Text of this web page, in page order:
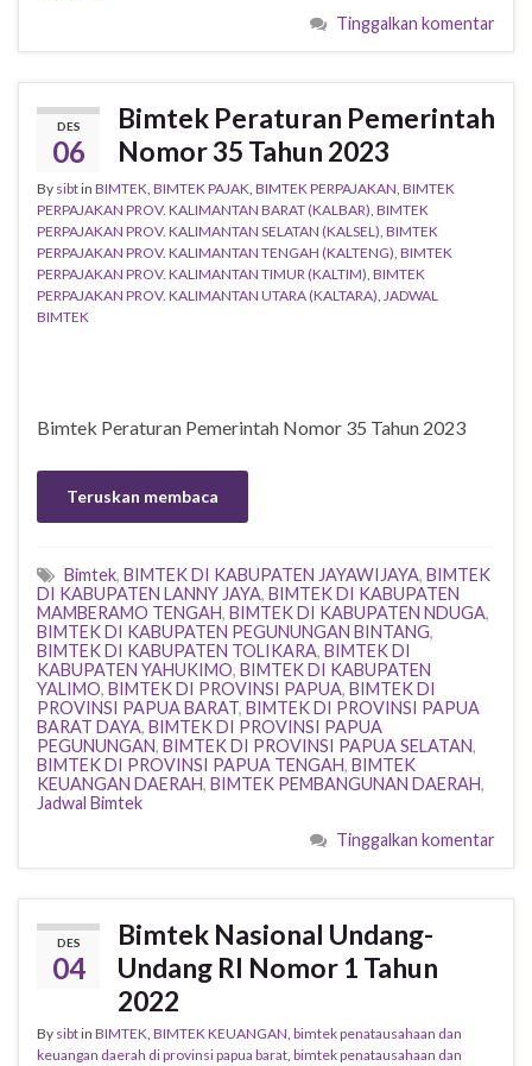
Tinggalkan komentar
DES
06
Bimtek Peraturan Pemerintah
Nomor 35 Tahun 2023
By sibtin BIMTEK, BIMTEK PAJAK, BIMTEK PERPAJAKAN, BIMTEK
PERPAJAKAN PROV. KALIMANTAN BARAT (KALBAR), BIMTEK
PERPAJAKAN PROV. KALIMANTAN SELATAN (KALSEL), BIMTEK
PERPAJAKAN PROV. KALIMANTAN TENGAH (KALTENG), BIMTEK
PERPAJAKAN PROV. KALIMANTAN TIMUR (KALTIM), BIMTEK
PERPAJAKAN PROV. KALIMANTAN UTARA (KALTARA), JADWAL
BIMTEK
Bimtek Peraturan Pemerintah Nomor 35 Tahun 2023
Teruskan membaca
Bimtek, BIMTEK DI KABUPATEN JAYAWIJAYA, BIMTEK
DI KABUPATEN LANNY JAYA, BIMTEK DI KABUPATEN
MAMBERAMO TENGAH, BIMTEK DI KABUPATEN NDUGA,
BIMTEK DI KABUPATEN PEGUNUNGAN BINTANG,
BIMTEK DI KABUPATEN TOLIKARA, BIMTEK DI
KABUPATEN YAHUKIMO, BIMTEK DI KABUPATEN
YALIMO, BIMTEK DI PROVINSI PAPUA, BIMTEK DI
PROVINSI PAPUA BARAT, BIMTEK DI PROVINSI PAPUA
BARAT DAYA, BIMTEK DI PROVINSI PAPUA
PEGUNUNGAN, BIMTEK DI PROVINSI PAPUA SELATAN,
BIMTEK DI PROVINSI PAPUA TENGAH, BIMTEK
KEUANGAN DAERAH, BIMTEK PEMBANGUNAN DAERAH,
Jadwal Bimtek
Tinggalkan komentar
DES
04
Bimtek Nasional Undang-
Undang RI Nomor 1 Tahun
2022
By sibtin BIMTEK, BIMTEK KEUANGAN, bimtek penatausahaan dan
keuangan daerah di provinsi papua barat, bimtek penatausahaan dan